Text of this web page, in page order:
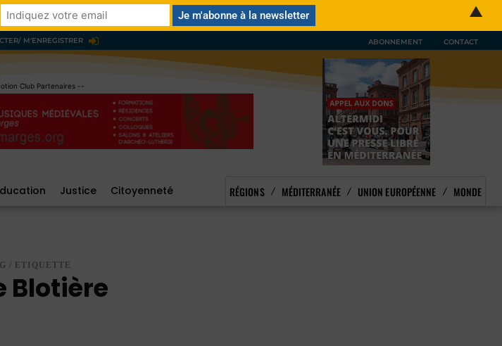
M'ENREGISTRER ABONNEMENT CONTACT
Club Partenaires --
Justice Citoyenneté RÉGIONS MÉDITERRANÉE UNION EUROPÉENNE MONDE
/ ETIQUETTE
Blotière
▲